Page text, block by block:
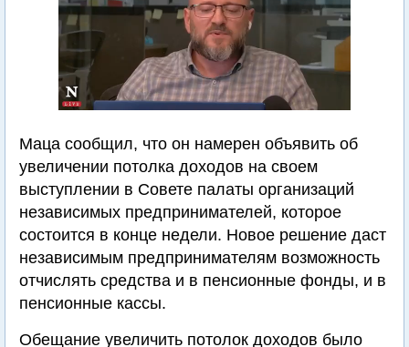
Маца сообщил, что он намерен объявить об
увеличении потолка доходов на своем
выступлении в Совете палаты организаций
независимых предпринимателей, которое
состоится в конце недели. Новое решение даст
независимым предпринимателям возможность
отчислять средства и в пенсионные фонды, и в
пенсионные кассы.
Обещание увеличить потолок доходов было